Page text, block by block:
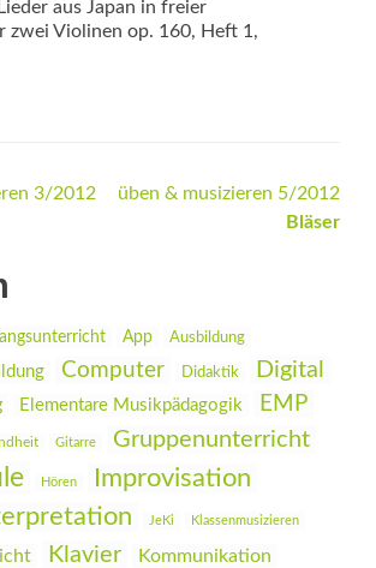
aus Japan in freier
zwei Violinen op. 160, Heft 1,
3/2012
üben & musizieren 5/2012
Bläser
App Ausbildung
Computer Didaktik Digital
Elementare Musikpädagogik EMP
Gitarre Gruppenunterricht
Hören Improvisation
JeKi Klassenmusizieren
Klavier Kommunikation